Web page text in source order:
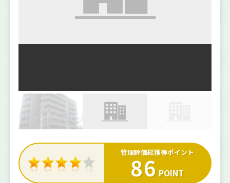
管理評価総獲得ポイント
86 POINT